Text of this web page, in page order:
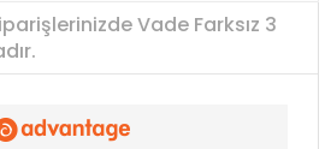
Vade Farksız 3